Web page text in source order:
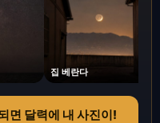
집 베란다
면 달력에 내 사진이!